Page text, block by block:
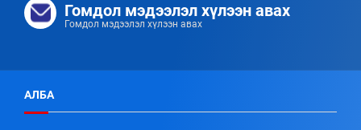
Гомдол мэдээлэл хүлээн авах
Гомдол мэдээлэл хүлээн авах
АЛБА